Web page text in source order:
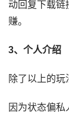
动回复下载链
赚。
3、个人介绍
除了以上的玩
因为状态偏